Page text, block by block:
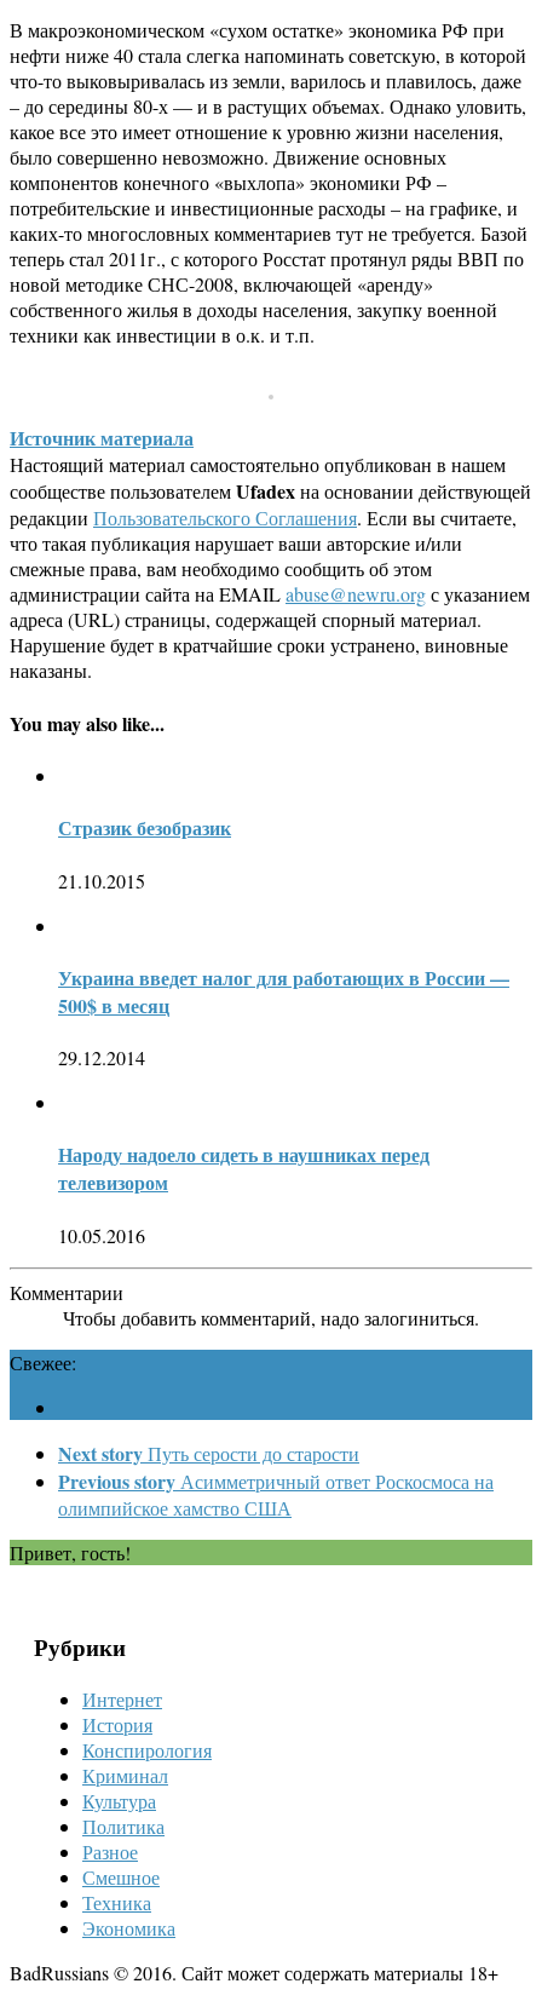
В макроэкономическом «сухом остатке» экономика РФ при
нефти ниже 40 стала слегка напоминать советскую, в которой
что-то выковыривалась из земли, варилось и плавилось, даже
– до середины 80-х — и в растущих объемах. Однако уловить,
какое все это имеет отношение к уровню жизни населения,
было совершенно невозможно. Движение основных
компонентов конечного «выхлопа» экономики РФ –
потребительские и инвестиционные расходы – на графике, и
каких-то многословных комментариев тут не требуется. Базой
теперь стал 2011г., с которого Росстат протянул ряды ВВП по
новой методике СНС-2008, включающей «аренду»
собственного жилья в доходы населения, закупку военной
техники как инвестиции в о.к. и т.п.
Источник материала
Настоящий материал самостоятельно опубликован в нашем
сообществе пользователемUfadexна основании действующей
редакции Пользовательского Соглашения. Если вы считаете,
что такая публикация нарушает ваши авторские и/или
смежные права, вам необходимо сообщить об этом
администрации сайта на EMAILabuse@newru.orgс указанием
адреса (URL) страницы, содержащей спорный материал.
Нарушение будет в кратчайшие сроки устранено, виновные
наказаны.
You may also like...
Стразик безобразик
21.10.2015
Украина введет налог для работающих в России —
500$ в месяц
29.12.2014
Народу надоело сидеть в наушниках перед
телевизором
10.05.2016
Комментарии
Чтобы добавить комментарий, надо залогиниться.
Свежее:
Next storyПуть серости до старости
Previous story Асимметричный ответ Роскосмоса на
олимпийское хамство США
Привет, гость!
Рубрики
Интернет
История
Конспирология
Криминал
Культура
Политика
Разное
Смешное
Техника
Экономика
BadRussians © 2016. Сайт может содержать материалы 18+